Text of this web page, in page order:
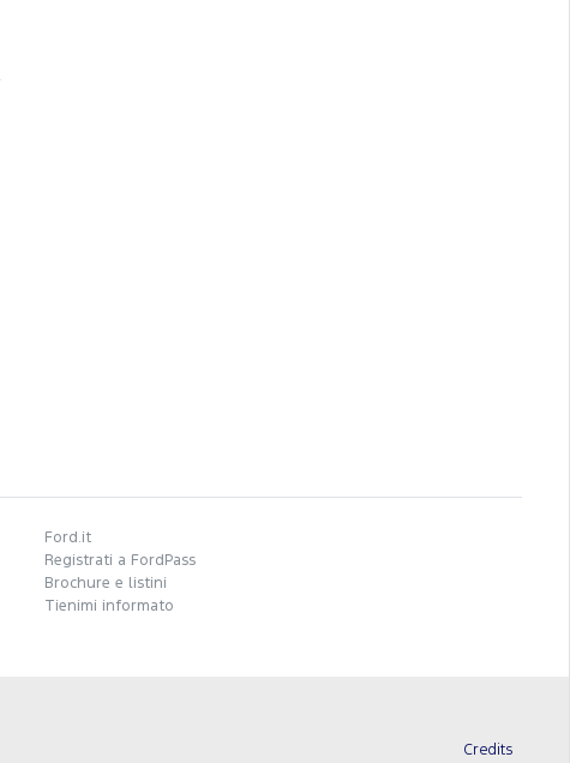
Ford.it
Registrati a FordPass
Brochure e listini
Tienimi informato
Credits